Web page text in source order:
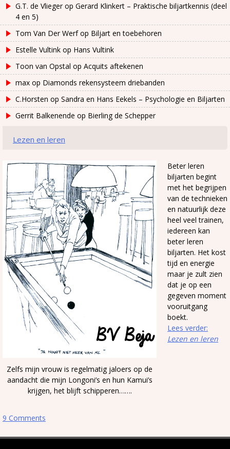
G.T. de Vliegerop Gerard Klinkert – Praktische biljartkennis (deel
4 en 5)
Tom Van Der Werfop Biljart en toebehoren
Estelle Vultink op Hans Vultink
Toon van Opstal op Acquits aftekenen
max op Diamonds rekensysteem driebanden
C.Horsten op Sandra en Hans Eekels – Psychologie en Biljarten
Gerrit Balkenende op Bierling de Schepper
Lezen en leren
Zelfs mijn vrouw is regelmatig jaloers op de
aandacht die mijn Longoni’s en hun Kamui’s
krijgen, het blijft schipperen…….
Beter leren
biljarten begint
met het begrijpen
van de technieken
en natuurlijk deze
heel veel trainen,
iedereen kan
beter leren
biljarten. Het kost
tijd en energie
maar je zult zien
dat je op een
gegeven moment
vooruitgang
boekt.
Lees verder:
Lezen en leren
9 Comments